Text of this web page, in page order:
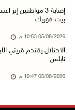
الهلال الأحمر: 8 إصابات إثر اعتداء الاحتلال ...
مخطط استعماري
05/آب/2026 06:10 م
الاحتلال ينصب
البيرة: الاحتلال
إصابة 3 مواطنين
بيت فوريك
05/08/2026 10:53 م
الاحتلال يقتحم قريتي
نابلس
05/08/2026 10:47 م